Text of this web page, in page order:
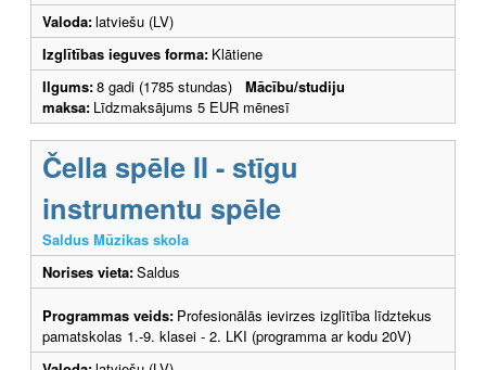
Valoda:latviešu (LV)
Izglītības ieguves forma: Klātiene
Ilgums:8 gadi (1785 stundas) Mācību/studiju
maksa: Līdzmaksājums 5 EUR mēnesī
Čella spēle II - stīgu
instrumentu spēle
Saldus Mūzikas skola
Norises vieta:Saldus
Programmas veids: Profesionālās ievirzes izglītība līdztekus
pamatskolas 1.-9. klasei - 2. LKI (programma ar kodu 20V)